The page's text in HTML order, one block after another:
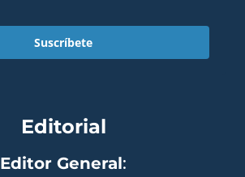
Suscríbete
Editorial
Editor General: